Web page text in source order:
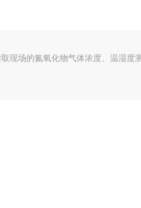
现场的氮氧化物气体浓度、温湿度